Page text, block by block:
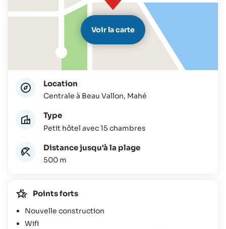
Voir la carte
Location
Centrale à Beau Vallon, Mahé
Type
Petit hôtel avec 15 chambres
Distance jusqu'à la plage
500 m
Points forts
Nouvelle construction
Wifi